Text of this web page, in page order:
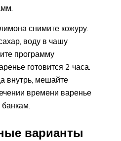
снимите кожуру.
воду в чашу
программу
готовится 2 часа.
внутрь, мешайте
времени варенье
варианты